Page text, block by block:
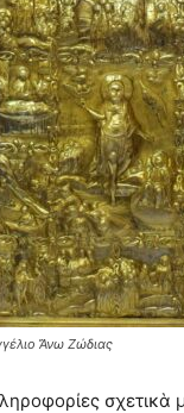
Ἄνω Ζώδιας
σχετικὰ